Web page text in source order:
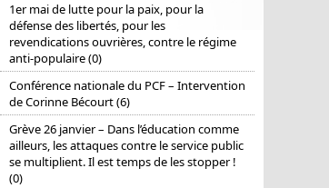
1er mai de lutte pour la paix, pour la
défense des libertés, pour les
revendications ouvrières, contre le régime
anti-populaire (0)
Conférence nationale du PCF – Intervention
de Corinne Bécourt (6)
Grève 26 janvier – Dans l’éducation comme
ailleurs, les attaques contre le service public
se multiplient. Il est temps de les stopper !
(0)